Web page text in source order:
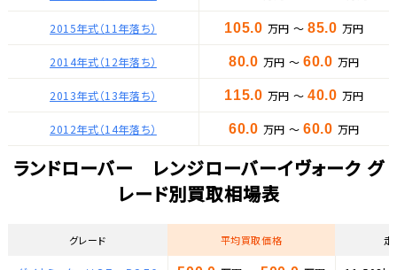
2015年式（11年落ち） 105.0 万円 ～ 85.0 万円
2014年式（12年落ち） 80.0 万円 ～ 60.0 万円
2013年式（13年落ち） 115.0 万円 ～ 40.0 万円
2012年式（14年落ち） 60.0 万円 ～ 60.0 万円
ランドローバー レンジローバーイヴォーク グ
レード別買取相場表
グレード 平均買取価格 走